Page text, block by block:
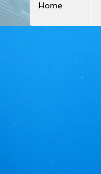
Home